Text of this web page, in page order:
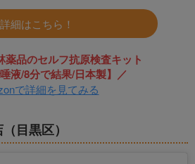
詳細はこちら！
薬品のセルフ抗原検査キット
液/8分で結果/日本製】／
で詳細を見てみる
目黒区）